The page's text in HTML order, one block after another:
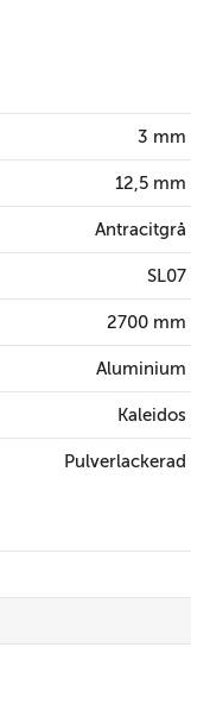
3 mm
12,5 mm
Antracitgrå
SL07
2700 mm
Aluminium
Kaleidos
Pulverlackerad